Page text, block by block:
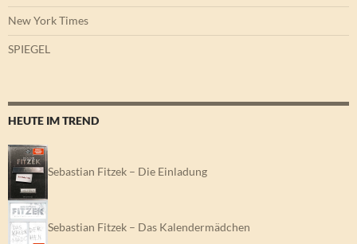
New York Times
SPIEGEL
HEUTE IM TREND
Sebastian Fitzek – Die Einladung
Sebastian Fitzek – Das Kalendermädchen